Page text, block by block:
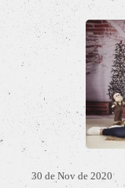
30 de Nov de 2020